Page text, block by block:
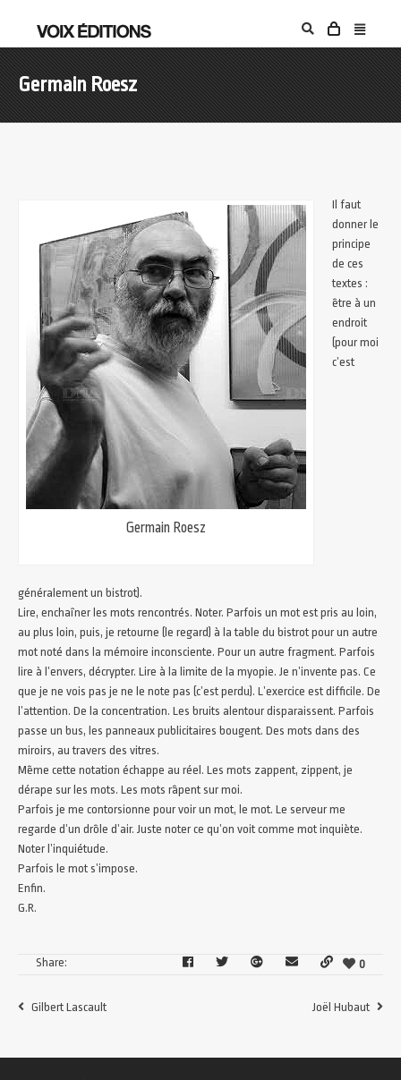
Germain Roesz
Germain Roesz
Il faut
donner le
principe
de ces
textes :
être à un
endroit
(pour moi
c’est
généralement un bistrot).
Lire, enchaîner les mots rencontrés. Noter. Parfois un mot est pris au loin,
au plus loin, puis, je retourne (le regard) à la table du bistrot pour un autre
mot noté dans la mémoire inconsciente. Pour un autre fragment. Parfois
lire à l’envers, décrypter. Lire à la limite de la myopie. Je n’invente pas. Ce
que je ne vois pas je ne le note pas (c’est perdu). L’exercice est difficile. De
l’attention. De la concentration. Les bruits alentour disparaissent. Parfois
passe un bus, les panneaux publicitaires bougent. Des mots dans des
miroirs, au travers des vitres.
Même cette notation échappe au réel. Les mots zappent, zippent, je
dérape sur les mots. Les mots râpent sur moi.
Parfois je me contorsionne pour voir un mot, le mot. Le serveur me
regarde d’un drôle d’air. Juste noter ce qu’on voit comme mot inquiète.
Noter l’inquiétude.
Parfois le mot s’impose.
Enfin.
G.R.
Share: 0
Gilbert Lascault Joël Hubaut